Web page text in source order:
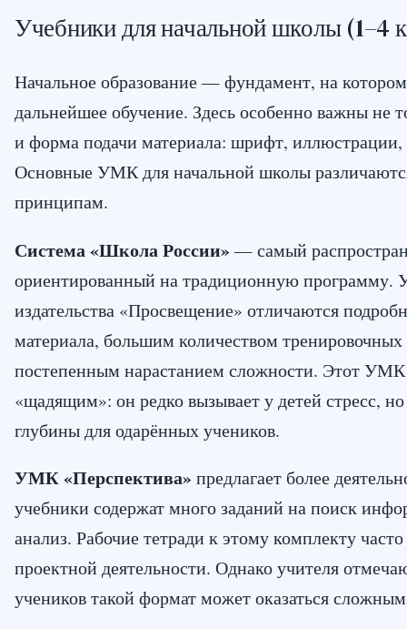
Учебники для начальной школы (1–4
Начальное образование — фундамент, на котором
дальнейшее обучение. Здесь особенно важны не
и форма подачи материала: шрифт, иллюстрации,
Основные УМК для начальной школы
принципам.
Система «Школа России» — самый
ориентированный на традиционную программу.
издательства «Просвещение» отличаются
материала, большим количеством
постепенным нарастанием сложности. Этот УМК
«щадящим»: он редко вызывает у детей стресс,
глубины для одарённых учеников.
УМК «Перспектива» предлагает более
учебники содержат много заданий на поиск
анализ. Рабочие тетради к этому комплекту
проектной деятельности. Однако учителя
учеников такой формат может оказаться